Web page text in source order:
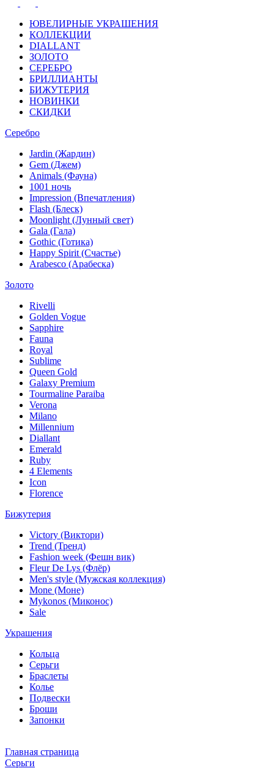
ЮВЕЛИРНЫЕ УКРАШЕНИЯ
КОЛЛЕКЦИИ
DIALLANT
ЗОЛОТО
СЕРЕБРО
БРИЛЛИАНТЫ
БИЖУТЕРИЯ
НОВИНКИ
СКИДКИ
Серебро
Jardin (Жардин)
Gem (Джем)
Animals (Фауна)
1001 ночь
Impression (Впечатления)
Flash (Блеск)
Moonlight (Лунный свет)
Gala (Гала)
Gothic (Готика)
Happy Spirit (Счастье)
Arabesco (Арабеска)
Золото
Rivelli
Golden Vogue
Sapphire
Fauna
Royal
Sublime
Queen Gold
Galaxy Premium
Tourmaline Paraiba
Verona
Milano
Millennium
Diallant
Emerald
Ruby
4 Elements
Icon
Florence
Бижутерия
Victory (Виктори)
Trend (Тренд)
Fashion week (Фешн вик)
Fleur De Lys (Флёр)
Men's style (Мужская коллекция)
Mone (Моне)
Mykonos (Миконос)
Sale
Украшения
Кольца
Серьги
Браслеты
Колье
Подвески
Броши
Запонки
Главная страница
Серьги